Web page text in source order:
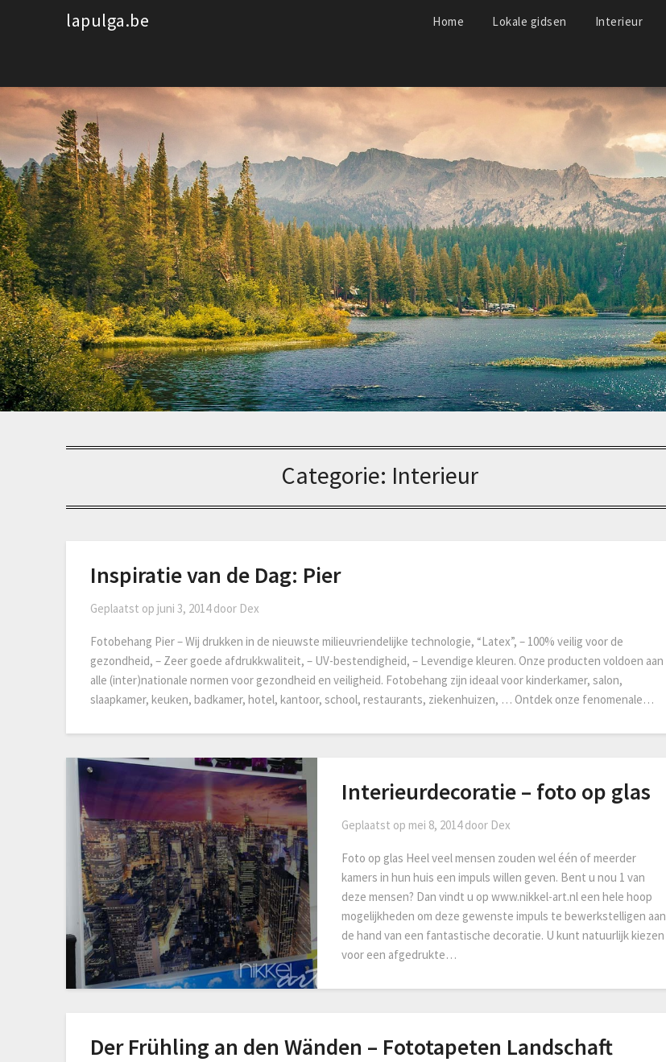
lapulga.be Home Lokale gidsen Interieur
Categorie: Interieur
Inspiratie van de Dag: Pier
Geplaatst op juni 3, 2014door Dex
Fotobehang Pier – Wij drukken in de nieuwste milieuvriendelijke technologie, “Latex”, – 100% veilig voor de
gezondheid, – Zeer goede afdrukkwaliteit, – UV-bestendigheid, – Levendige kleuren. Onze producten voldoen aan
alle (inter)nationale normen voor gezondheid en veiligheid. Fotobehang zijn ideaal voor kinderkamer, salon,
slaapkamer, keuken, badkamer, hotel, kantoor, school, restaurants, ziekenhuizen, … Ontdek onze fenomenale…
Interieurdecoratie – foto op glas
Geplaatst op mei 8, 2014door Dex
Foto op glas Heel veel mensen zouden wel één of meerder
kamers in hun huis een impuls willen geven. Bent u nou 1 van
deze mensen? Dan vindt u op www.nikkel-art.nl een hele hoop
mogelijkheden om deze gewenste impuls te bewerkstelligen aan
de hand van een fantastische decoratie. U kunt natuurlijk kiezen
voor een afgedrukte…
Der Frühling an den Wänden – Fototapeten Landschaft